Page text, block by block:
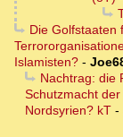
Die Golfstaaten
Islamisten? -
Nachtrag: die
Schutzmacht
Nordsyrien? kT -